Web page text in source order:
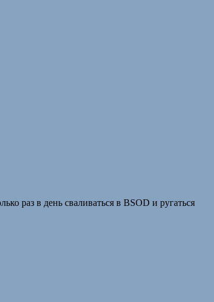
раз в день сваливаться в BSOD и ругаться